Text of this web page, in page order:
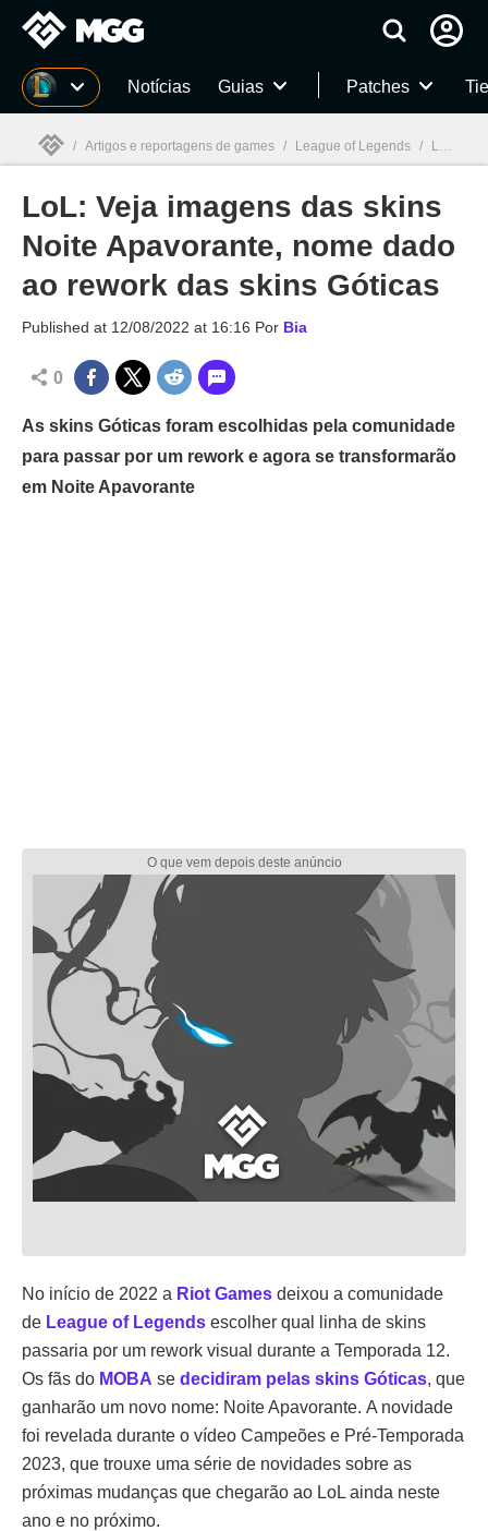
Millenium Notícias Guias Patches
Millenium
/ Artigos e reportagens de games / League of Legends / LoL: Veja imagens das skins Noite Apavorante, nome dado ao rework das skins Góticas
LoL: Veja imagens das skins
Noite Apavorante, nome dado
ao rework das skins Góticas
Published at 12/08/2022 at 16:16 Por Bia
0
As skins Góticas foram escolhidas pela comunidade
para passar por um rework e agora se transformarão
em Noite Apavorante
No início de 2022 a Riot Games deixou a comunidade
de League of Legends escolher qual linha de skins
passaria por um rework visual durante a Temporada 12.
Os fãs do MOBA se decidiram pelas skins Góticas, que
ganharão um novo nome: Noite Apavorante. A novidade
foi revelada durante o vídeo Campeões e Pré-Temporada
2023, que trouxe uma série de novidades sobre as
próximas mudanças que chegarão ao LoL ainda neste
ano e no próximo.